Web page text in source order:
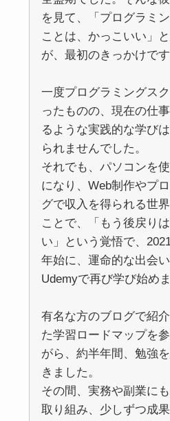
を見て、「プログラミ
ことは、かっこいい」
が、最初のきっかけです
一度プログラミングス
ったものの、現在の仕
るような実践的な学び
られませんでした。
それでも、パソコンを
になり、Web制作やプ
グで収入を得られる世
ことで、「もう後戻り
い」という覚悟で、
年始に、運命的な出会
Udemyで再び学び始めま
有名な方のブログで紹
た学習ロードマップを
がら、約半年間、勉強
きました。
その間、実務や副業に
取り組み、少しずつ成